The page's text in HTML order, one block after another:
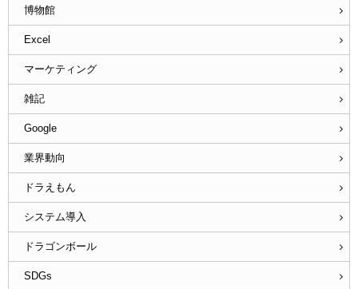
博物館
Excel
マーケティング
雑記
Google
業界動向
ドラえもん
システム導入
ドラゴンボール
SDGs